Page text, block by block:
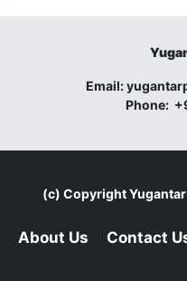
Email:
Phone:
(c) Copyright
About Us Contact